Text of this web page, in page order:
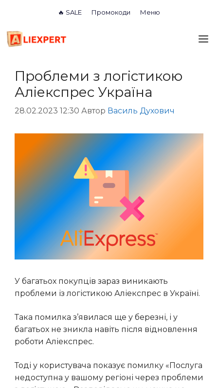
вмісту
🔥 SALE Промокоди Меню
Проблеми з логістикою
Аліекспрес Україна
28.02.2023 12:30 Автор Василь Духович
У багатьох покупців зараз виникають
проблеми із логістикою Аліекспрес в Україні.
Така помилка з’явилася ще у березні, і у
багатьох не зникла навіть після відновлення
роботи Аліекспрес.
Тоді у користувача показує помилку «Послуга
недоступна у вашому регіоні через проблеми